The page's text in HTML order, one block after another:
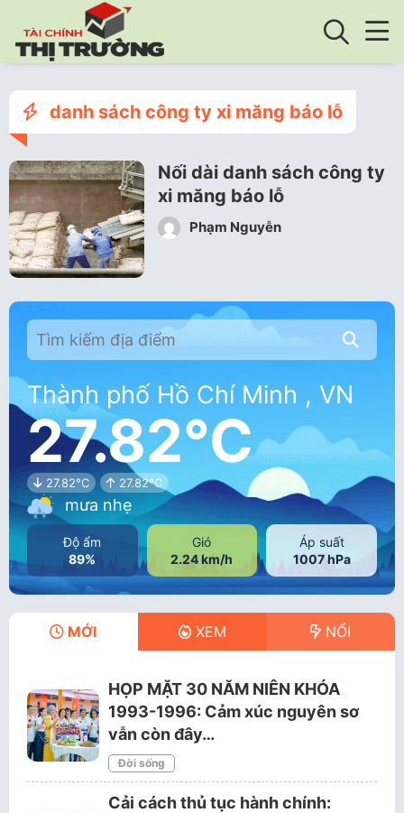
danh sách công ty xi măng báo lỗ
Nối dài danh sách công ty
xi măng báo lỗ
Phạm Nguyễn
Thành phố Hồ Chí Minh , VN
27.82°C
27.82°C 27.82°C
mưa nhẹ
Độ ẩm
89%
Gió
2.24 km/h
Áp suất
1007 hPa
MỚI XEM NỔI
HỌP MẶT 30 NĂM NIÊN KHÓA
1993-1996: Cảm xúc nguyên sơ
vẫn còn đây…
Đời sống
Cải cách thủ tục hành chính: